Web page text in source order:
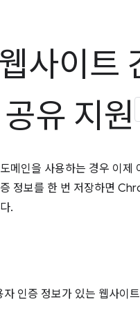
사이트
유 지원
메인을 사용하는 경우 이
정보를 한 번 저장하면
.
인증 정보가 있는 웹사이